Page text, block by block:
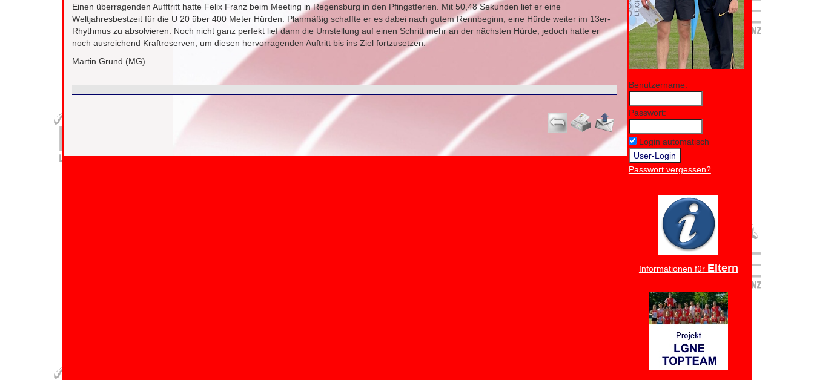
Einen überragenden Aufftritt hatte Felix Franz beim Meeting in Regensburg in den Pfingstferien. Mit 50,48 Sekunden lief er eine
Weltjahresbestzeit für die U 20 über 400 Meter Hürden. Planmäßig schaffte er es dabei nach gutem Rennbeginn, eine Hürde weiter im 13er-
Rhythmus zu absolvieren. Noch nicht ganz perfekt lief dann die Umstellung auf einen Schritt mehr an der nächsten Hürde, jedoch hatte er
noch ausreichend Kraftreserven, um diesen hervorragenden Auftritt bis ins Ziel fortzusetzen.
Martin Grund (MG)
Benutzername:
Passwort:
Login automatisch
Passwort vergessen?
Informationen für Eltern